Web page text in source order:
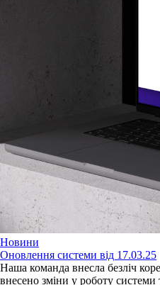
Новини
Оновлення системи від 17.03.25
Наша команда внесла безліч
внесено зміни у роботу системи